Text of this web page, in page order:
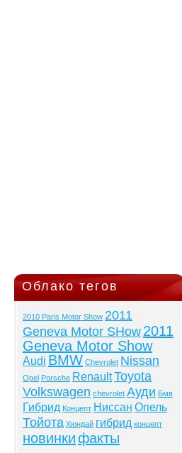
Облако тегов
2010 Paris Motor Show 2011
Geneva Motor SHow 2011
Geneva Motor Show
Audi BMW Chevrolet Nissan
Opel Porsche RenaultToyota
Volkswagen chevrolet Ауди Бмв
Гибрид Концепт Ниссан Опель
Тойота Хюндай гибрид концепт
новинкифакты